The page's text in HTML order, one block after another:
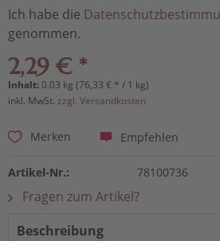
Ich habe die
genommen.
2,29 € *
Inhalt:0.03 kg (76,33 € * / 1 kg)
inkl. MwSt. zzgl. Versandkosten
Merken Empfehlen
Artikel-Nr.: 78100736
Fragen zum Artikel?
Beschreibung